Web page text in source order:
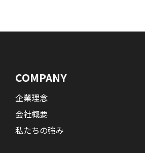
COMPANY
企業理念
会社概要
私たちの強み